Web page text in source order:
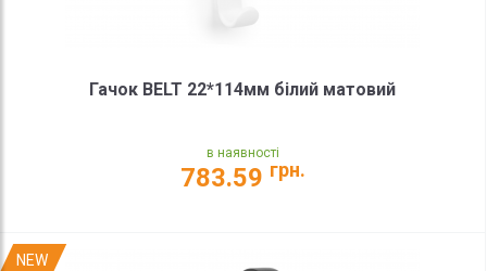
Гачок BELT 22*114мм білий матовий
в наявності
783.59 грн.
NEW